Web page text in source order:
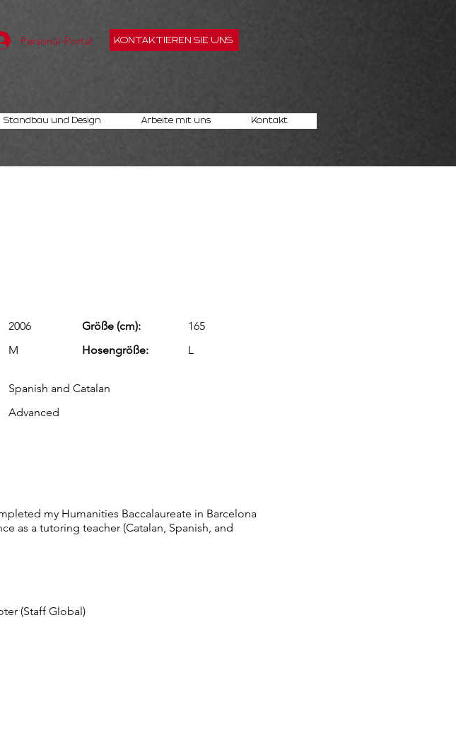
Personal-Portal KONTAKTIEREN SIE UNS
Standbau und Design Arbeite mit uns Kontakt
2006 Größe (cm):
165
M Hosengröße: L
Spanish and Catalan
Advanced
my Humanities Baccalaureate in Barcelona
as a tutoring teacher (Catalan, Spanish, and
(Staff Global)